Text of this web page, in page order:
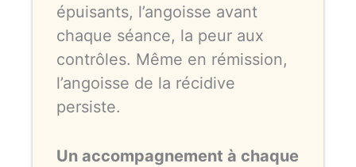
épuisants, l’angoisse avant
chaque séance, la peur aux
contrôles. Même en rémission,
l’angoisse de la récidive
persiste.
Un accompagnement à chaque